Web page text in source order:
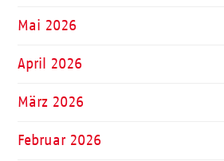
Mai 2026
April 2026
März 2026
Februar 2026